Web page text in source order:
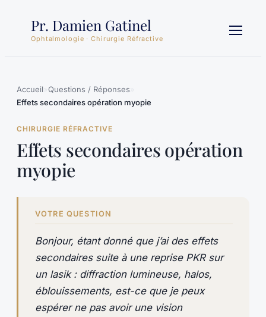
contenu
Pr. Damien Gatinel
Ophtalmologie · Chirurgie Réfractive
Accueil Questions / Réponses
Effets secondaires opération myopie
CHIRURGIE RÉFRACTIVE
Effets secondaires opération
myopie
VOTRE QUESTION
Bonjour, étant donné que j’ai des effets
secondaires suite à une reprise PKR sur
un lasik : diffraction lumineuse, halos,
éblouissements, est-ce que je peux
espérer ne pas avoir une vision